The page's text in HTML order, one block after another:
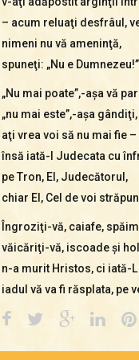
– acum reluaţi desfrâul,
nimeni nu vă ameninţă,
spuneţi: „Nu e
„Nu mai poate”,-aşa vă
„nu mai este”,-aşa gândiţi,
aţi vrea voi să nu mai fie
însă iată-I Judecata cu
pe Tron, El, Judecătorul,
chiar El, Cel de voi
Îngroziţi-vă, caiafe,
văicăriţi-vă, iscoade şi
n-a murit Hristos, ci iată-
iadul vă va fi răsplata, pe